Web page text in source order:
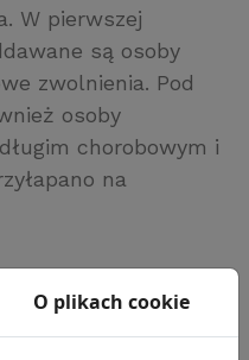
W pierwszej
są osoby
zwolnienia. Pod
osoby
chorobowym i
na
O plikach cookie